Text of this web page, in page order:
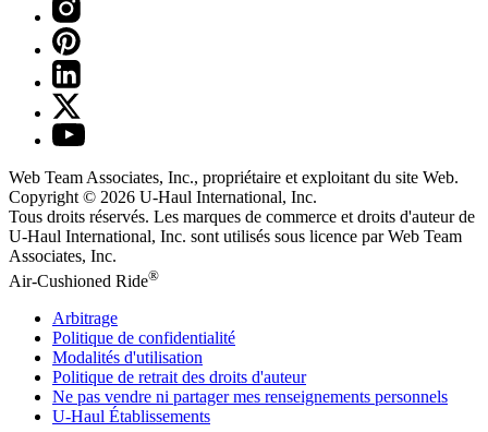
Web Team Associates, Inc., propriétaire et exploitant du site Web.
Copyright © 2026 U-Haul International, Inc.
Tous droits réservés. Les marques de commerce et droits d'auteur de
U-Haul International, Inc. sont utilisés sous licence par Web Team
Associates, Inc.
Air-Cushioned Ride®
Arbitrage
Politique de confidentialité
Modalités d'utilisation
Politique de retrait des droits d'auteur
Ne pas vendre ni partager mes renseignements personnels
U-Haul Établissements